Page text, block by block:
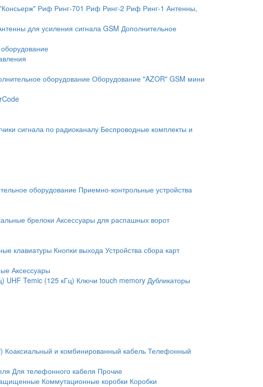
Риф Ринг-701 Риф Ринг-2 Риф Ринг-1 Антенны,
для усиления сигнала GSM Дополнительное
оборудование Оборудование "AZOR" GSM мини
сигнала по радиоканалу Беспроводные комплекты и
оборудование Приемно-контрольные устройства
брелоки Аксессуары для распашных ворот
клавиатуры Кнопки выхода Устройства сбора карт
Аксессуары
UHF Temic (125 кГц) Ключи touch memory Дубликаторы
Коаксиальный и комбинированный кабель Телефонный
Для телефонного кабеля Прочие
Коммутационные коробки Коробки